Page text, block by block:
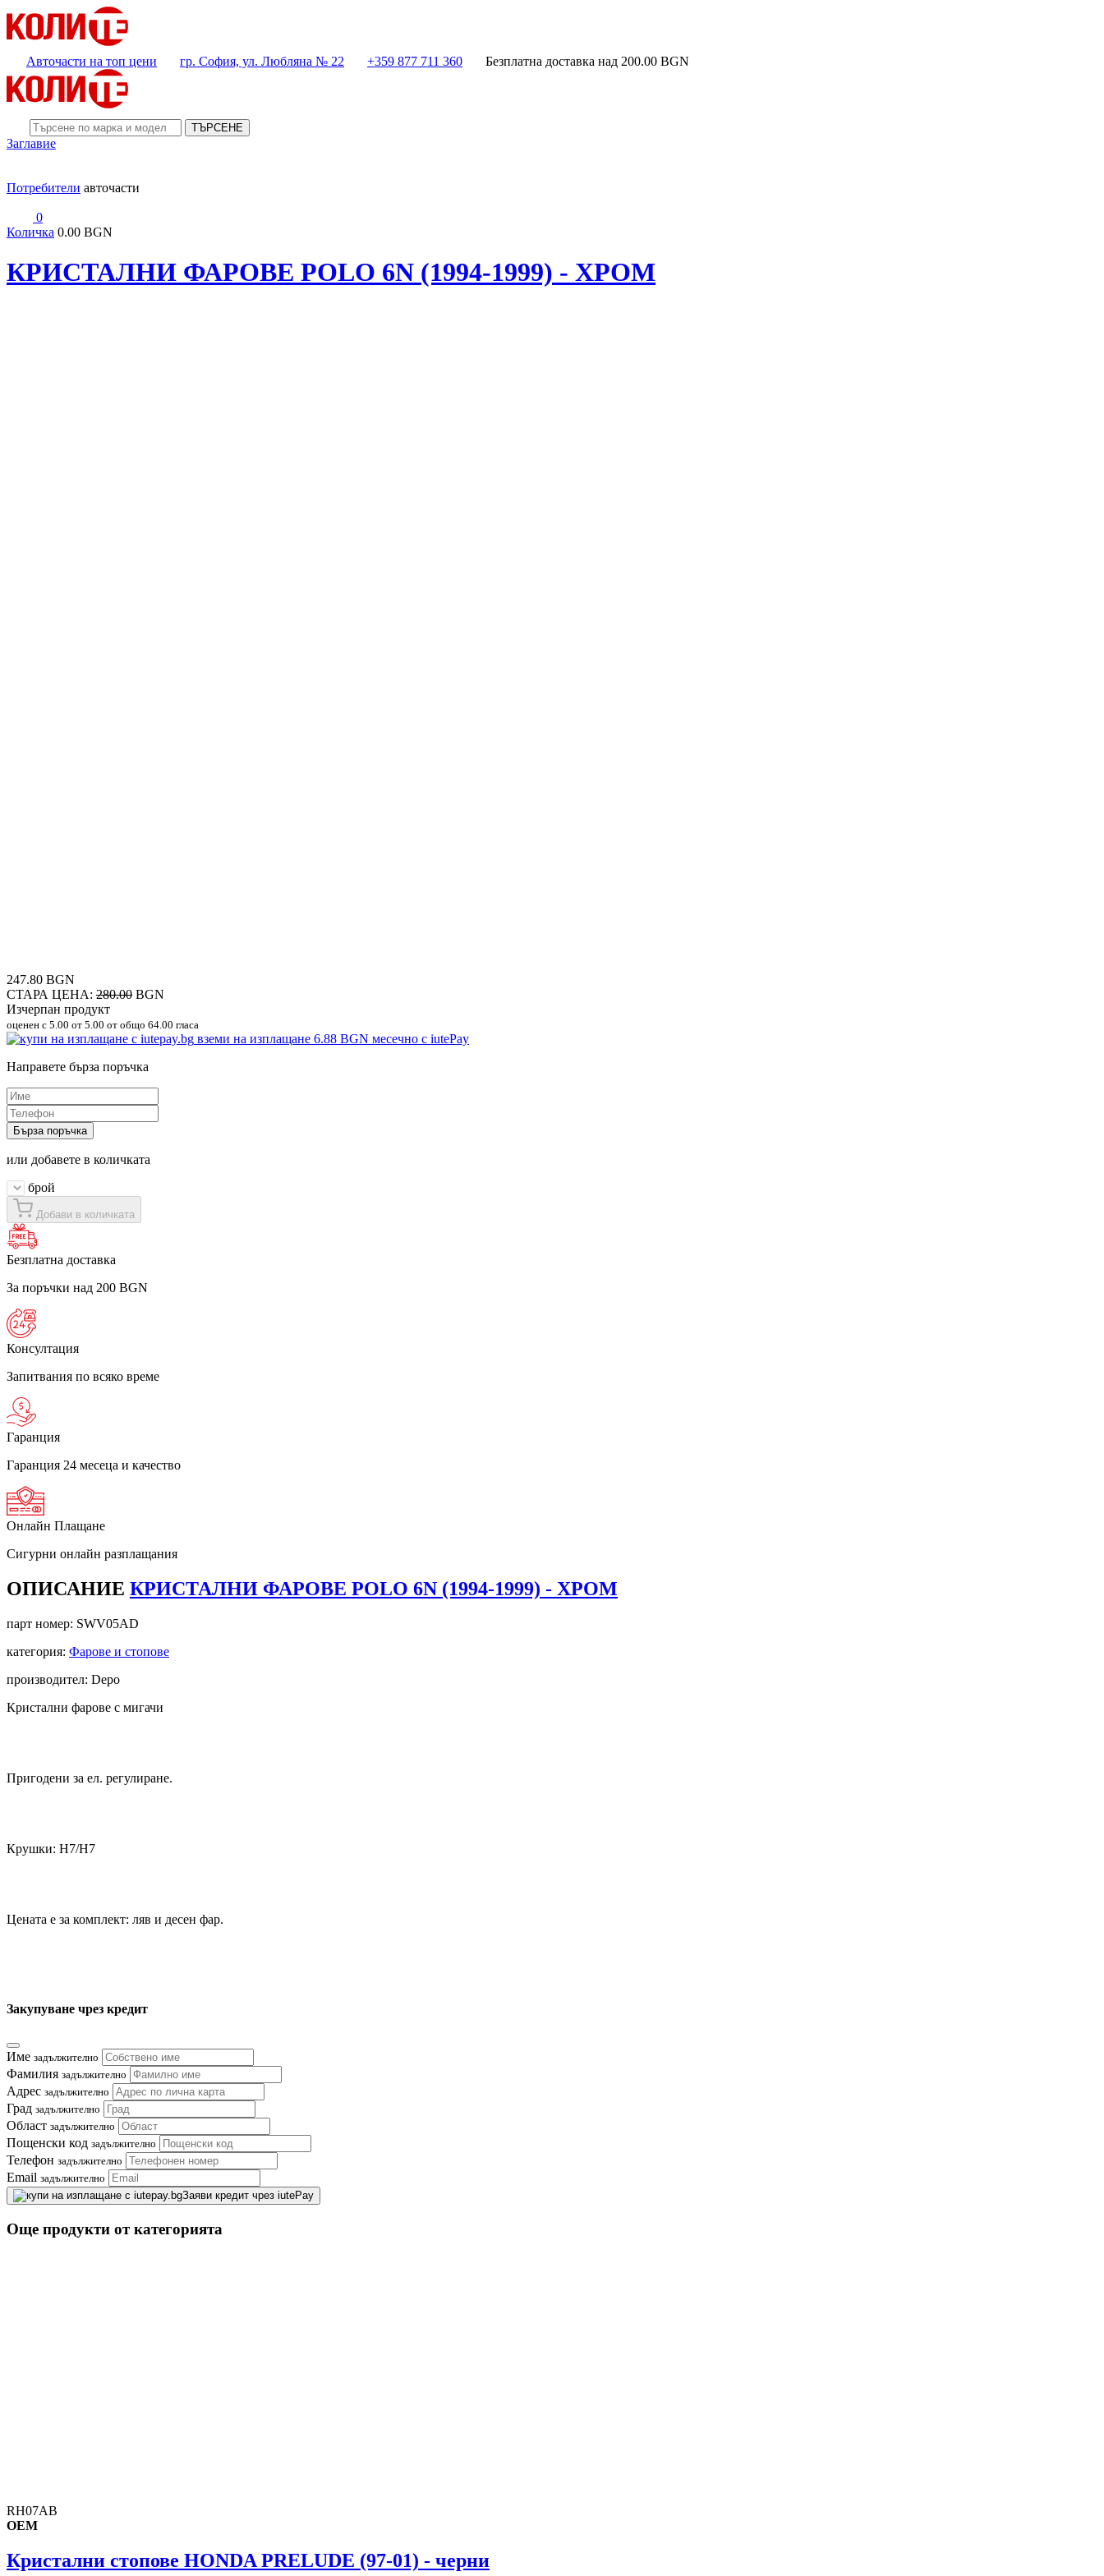
Авточасти на топ цени гр. София, ул. Любляна № 22 +359 877 711 360 Безплатна доставка над 200.00 BGN
ТЪРСЕНЕ
Заглавие
Потребители авточасти
0
Количка 0.00 BGN
КРИСТАЛНИ ФАРОВЕ POLO 6N (1994-1999) - ХРОМ
247.80 BGN
СТАРА ЦЕНА: 280.00 BGN
Изчерпан продукт
оценен с 5.00 от 5.00 от общо 64.00 гласа
вземи на изплащане 6.88 BGN месечно с iutePay
Направете бърза поръчка
Бърза поръчка
или добавете в количката
брой
Добави в количката
Безплатна доставка
За поръчки над 200 BGN
Консултация
Запитвания по всяко време
Гаранция
Гаранция 24 месеца и качество
Онлайн Плащане
Сигурни онлайн разплащания
ОПИСАНИЕ КРИСТАЛНИ ФАРОВЕ POLO 6N (1994-1999) - ХРОМ
парт номер: SWV05AD
категория: Фарове и стопове
производител: Depo
Кристални фарове с мигачи
Пригодени за ел. регулиране.
Крушки: Н7/H7
Цената е за комплект: ляв и десен фар.
Закупуване чрез кредит
Име задължително
Фамилия задължително
Адрес задължително
Град задължително
Област задължително
Пощенски код задължително
Телефон задължително
Email задължително
Заяви кредит чрез iutePay
Още продукти от категорията
RH07AB
OEM
Кристални стопове HONDA PRELUDE (97-01) - черни